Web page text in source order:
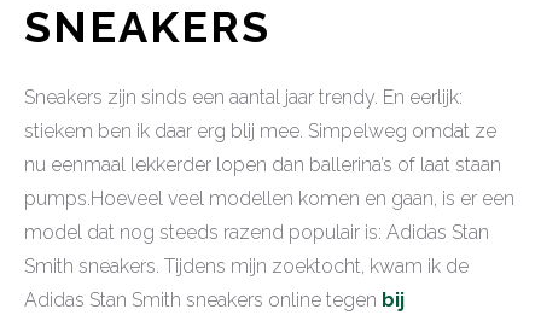
SNEAKERS
Sneakers zijn sinds een aantal jaar trendy. En eerlijk:
stiekem ben ik daar erg blij mee. Simpelweg omdat ze
nu eenmaal lekkerder lopen dan ballerina’s of laat staan
pumps.Hoeveel veel modellen komen en gaan, is er een
model dat nog steeds razend populair is: Adidas Stan
Smith sneakers. Tijdens mijn zoektocht, kwam ik de
Adidas Stan Smith sneakers online tegen bij